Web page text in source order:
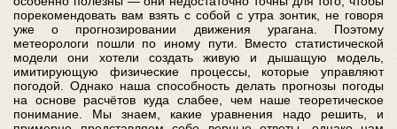
порекомендовать вам взять с собой с утра зонтик, не говоря
уже о прогнозировании движения урагана. Поэтому
метеорологи пошли по иному пути. Вместо статистической
модели они хотели создать живую и дышащую модель,
имитирующую физические процессы, которые управляют
погодой. Однако наша способность делать прогнозы погоды
на основе расчётов куда слабее, чем наше теоретическое
понимание. Мы знаем, какие уравнения надо решить, и